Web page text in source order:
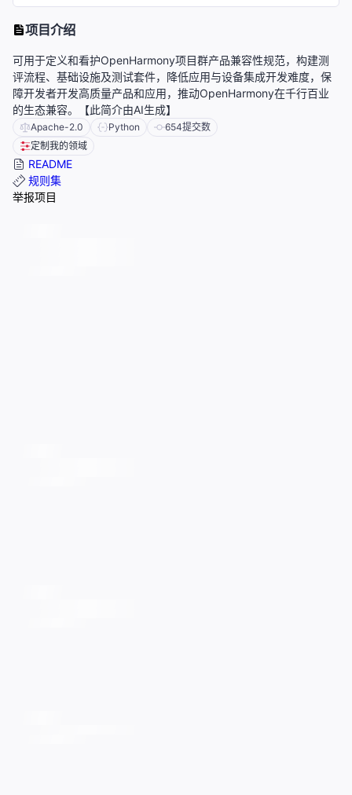
项目介绍
可用于定义和看护OpenHarmony项目群产品兼容性规范，构建测
评流程、基础设施及测试套件，降低应用与设备集成开发难度，保
障开发者开发高质量产品和应用，推动OpenHarmony在千行百业
的生态兼容。【此简介由AI生成】
Apache-2.0 Python 654提交数
定制我的领域
README
规则集
举报项目